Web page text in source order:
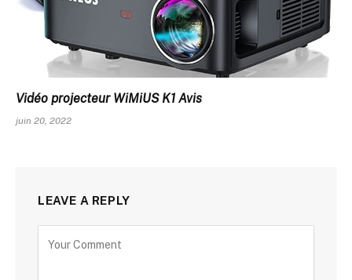
Vidéo projecteur WiMiUS K1 Avis
juin 20, 2022
LEAVE A REPLY